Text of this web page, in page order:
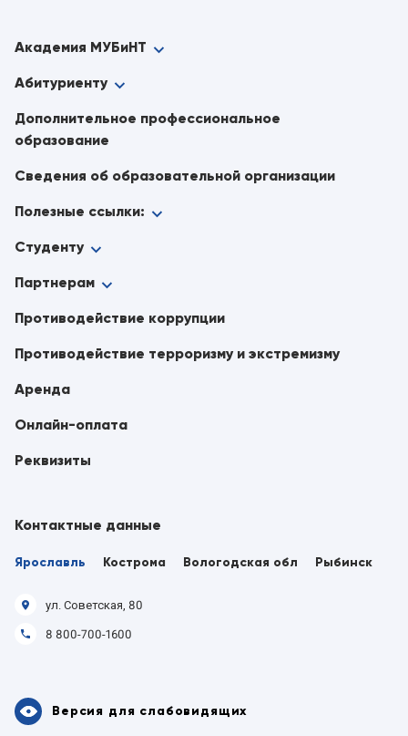
Академия МУБиНТ
Абитуриенту
Дополнительное профессиональное
образование
Сведения об образовательной организации
Полезные ссылки:
Версия для слабовидящих
Студенту
Партнерам
Противодействие коррупции
Противодействие терроризму и экстремизму
Аренда
Онлайн-оплата
Реквизиты
Контактные данные
Ярославль Кострома Вологодская обл Рыбинск
ул. Советская, 80
8 800-700-1600